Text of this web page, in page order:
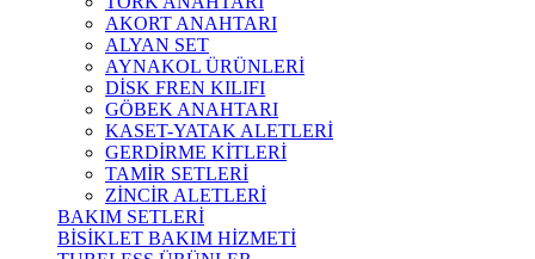
AKORT ANAHTARI
ALYAN SET
AYNAKOL ÜRÜNLERİ
DİSK FREN KILIFI
GÖBEK ANAHTARI
KASET-YATAK ALETLERİ
GERDİRME KİTLERİ
TAMİR SETLERİ
ZİNCİR ALETLERİ
BAKIM SETLERİ
BİSİKLET BAKIM HİZMETİ